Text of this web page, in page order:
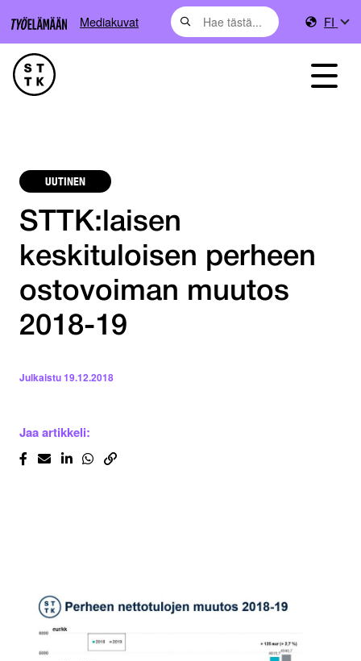
Mediakuvat FI
UUTINEN
STTK:laisen
keskituloisen perheen
ostovoiman muutos
2018-19
Julkaistu19.12.2018
Jaa artikkeli: